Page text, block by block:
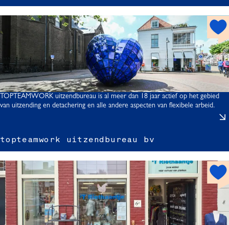
s
a
g
t
a
s
topteamwork uitzendbureau bv
t
a
h
t
s
p
t
TOPTEAMWORK uitzendbureau is al meer dan 18 jaar actief op het gebied
van uitzending en detachering en alle andere aspecten van flexibele arbeid.
h
t
s
p